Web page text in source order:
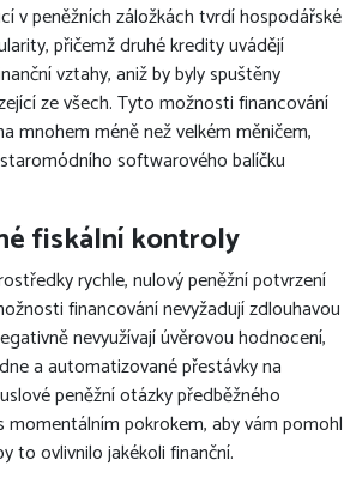
v peněžních záložkách tvrdí hospodářské
přičemž druhé kredity uvádějí
vztahy, aniž by byly spuštěny
ze všech. Tyto možnosti financování
mnohem méně než velkém měničem,
softwarového balíčku
fiskální kontroly
rychle, nulový peněžní potvrzení
financování nevyžadují zdlouhavou
nevyužívají úvěrovou hodnocení,
a automatizované přestávky na
peněžní otázky předběžného
momentálním pokrokem, aby vám pomohl
to ovlivnilo jakékoli finanční.